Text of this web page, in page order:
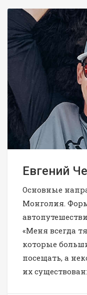
Евгений
Основные
Монголия.
«Меня всегда
которые
посещать, а
их